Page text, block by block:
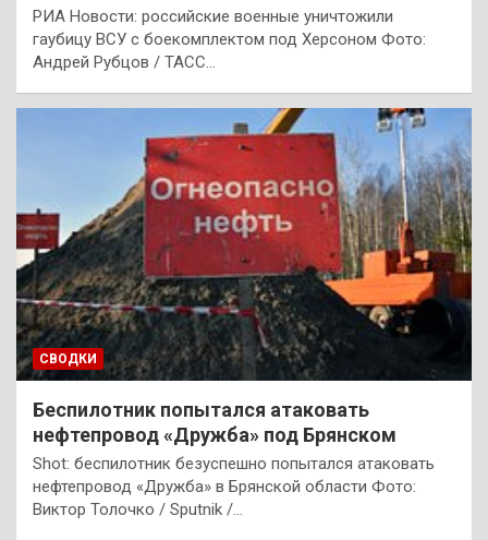
РИА Новости: российские военные уничтожили
гаубицу ВСУ с боекомплектом под Херсоном Фото:
Андрей Рубцов / ТАСС…
СВОДКИ
Беспилотник попытался атаковать
нефтепровод «Дружба» под Брянском
Shot: беспилотник безуспешно попытался атаковать
нефтепровод «Дружба» в Брянской области Фото:
Виктор Толочко / Sputnik /…